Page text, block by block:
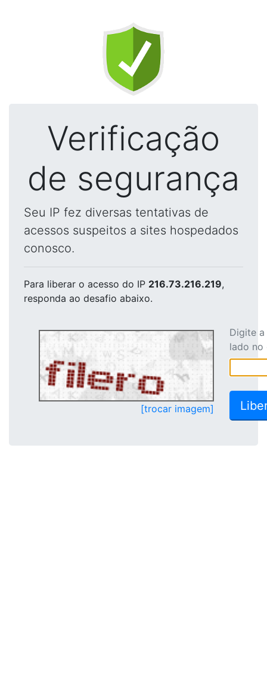
Verificação
de segurança
Seu IP fez diversas tentativas de
acessos suspeitos a sites hospedados
conosco.
Para liberar o acesso do IP 216.73.216.219,
responda ao desafio abaixo.
[trocar imagem]
Digite
lado no